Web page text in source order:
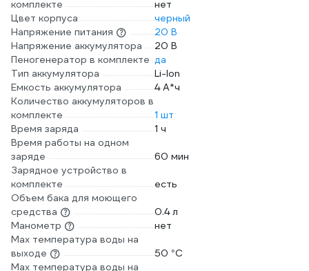
комплекте
нет
Цвет корпуса
черный
Напряжение питания
20 В
Напряжение аккумулятора
20 В
Пеногенератор в комплекте да
Тип аккумулятора
Li-Ion
Емкость аккумулятора
4 А*ч
Количество аккумуляторов в
комплекте
1 шт
Время заряда
1 ч
Время работы на одном
заряде
60 мин
Зарядное устройство в
комплекте
есть
Объем бака для моющего
средства
0.4 л
Манометр
нет
Max температура воды на
выходе
50 °С
Max температура воды на